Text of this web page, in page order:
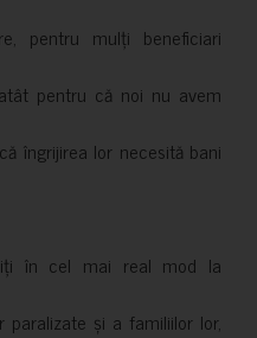
pentru mulți beneficiari
pentru că noi nu avem
îngrijirea lor necesită bani
în cel mai real mod la
paralizate și a familiilor lor,